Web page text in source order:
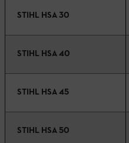
STIHL HSA 30
STIHL HSA 40
STIHL HSA 45
STIHL HSA 50